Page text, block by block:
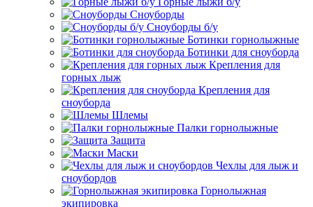
Сноуборды
Сноуборды б/у
Ботинки горнолыжные
Ботинки для сноуборда
Крепления для
горных лыж
Крепления для
сноуборда
Шлемы
Палки горнолыжные
Защита
Маски
Чехлы для лыж и
сноубордов
Горнолыжная
экипировка